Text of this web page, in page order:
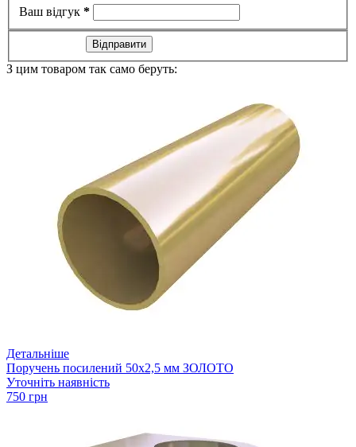
Ваш відгук *
Відправити
З цим товаром так само беруть:
Детальніше
Поручень посилений 50х2,5 мм ЗОЛОТО
Уточніть наявність
750 грн